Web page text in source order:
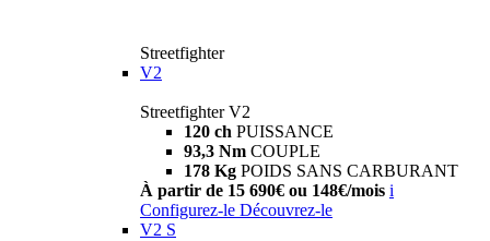
Streetfighter
V2
Streetfighter V2
120 ch PUISSANCE
93,3 Nm COUPLE
178 Kg POIDS SANS CARBURANT
À partir de 15 690€ ou 148€/mois i
Configurez-le Découvrez-le
V2 S